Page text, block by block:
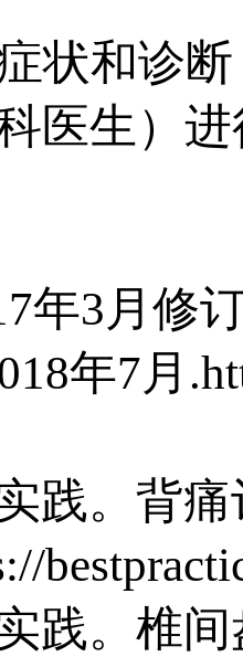
状和诊断
医生）
年3月修
年7月
践。背
践。椎